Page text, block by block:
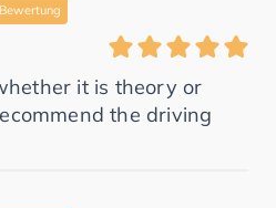
it is theory or
the driving